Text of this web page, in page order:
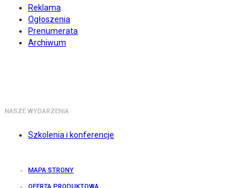
Reklama
Ogłoszenia
Prenumerata
Archiwum
NASZE WYDARZENIA
Szkolenia i konferencje
MAPA STRONY